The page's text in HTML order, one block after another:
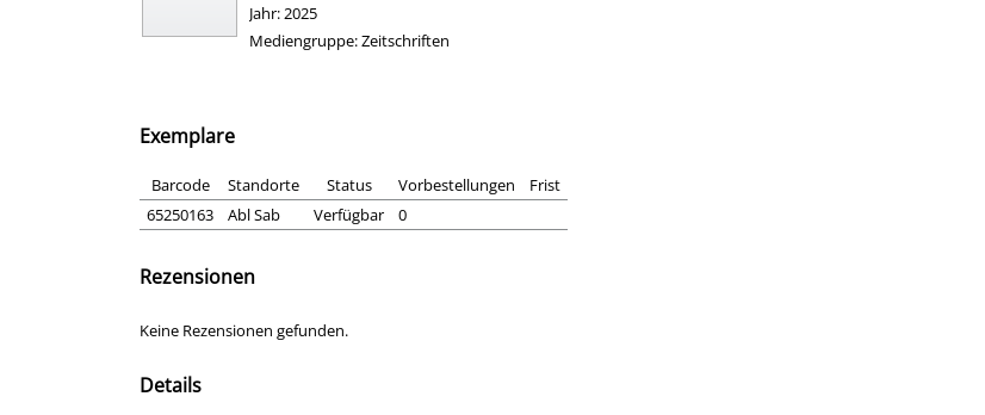
Jahr:2025
Mediengruppe:Zeitschriften
Exemplare
Barcode Standorte Status Vorbestellungen
Frist
65250163
Abl Sab Verfügbar 0
Rezensionen
Keine Rezensionen gefunden.
Details